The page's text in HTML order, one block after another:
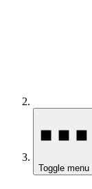
Toggle menu